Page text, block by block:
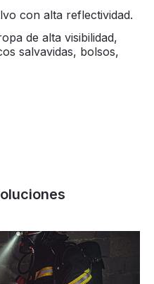
con alta reflectividad.
de alta visibilidad,
salvavidas, bolsos,